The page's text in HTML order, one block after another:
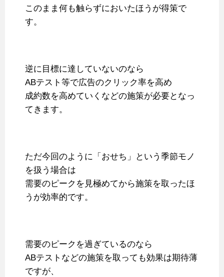
このまま何も触らずにおいたほうが得策で
す。
逆に目標に達していないのなら
ABテスト等で広告のクリック率を高め
成約数を高めていくなどの施策が必要となっ
てきます。
ただ今回のように「おせち」という季節モノ
を扱う場合は
需要のピークを見極めてから施策を取ったほ
うが効率的です。
需要のピークを過ぎているのなら
ABテストなどの施策を取っても効果は期待薄
ですが、